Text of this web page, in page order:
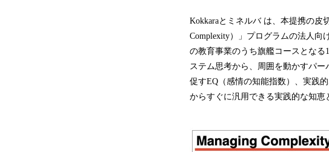
Kokkaraとミネルバ は、本提携の皮
Complexity）」プログラムの法人向
の教育事業のうち旗艦コースとな
ステム思考から、周囲を動かすパ
促すEQ（感情の知能指数）、実践
からすぐに汎用できる実践的な知恵